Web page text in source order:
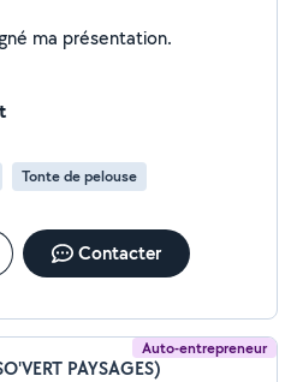
Je n'ai pas encore renseigné ma présentation.
Tonte de pelouse
Contacter
Auto-entrepreneur
PAYSAGES)